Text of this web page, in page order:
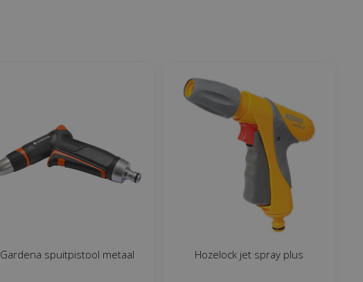
Gardena spuitpistool metaal Hozelock jet spray plus